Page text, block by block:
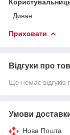
Диван
Приховати
Відгуки про
Ще немає відгуків
Умови
Нова Пошта